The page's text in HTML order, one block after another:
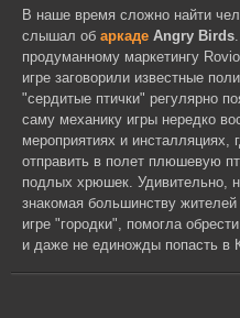
В наше время сложно найти
слышал об аркаде Angry Birds
продуманному маркетингу
игре заговорили известные
"сердитые птички" регулярно
саму механику игры нередко
мероприятиях и инсталляциях,
отправить в полет плюшевую
подлых хрюшек. Удивительно,
знакомая большинству
игре "городки", помогла
и даже не единожды попасть в